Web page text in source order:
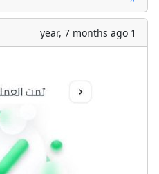
1 year, 7 months ago